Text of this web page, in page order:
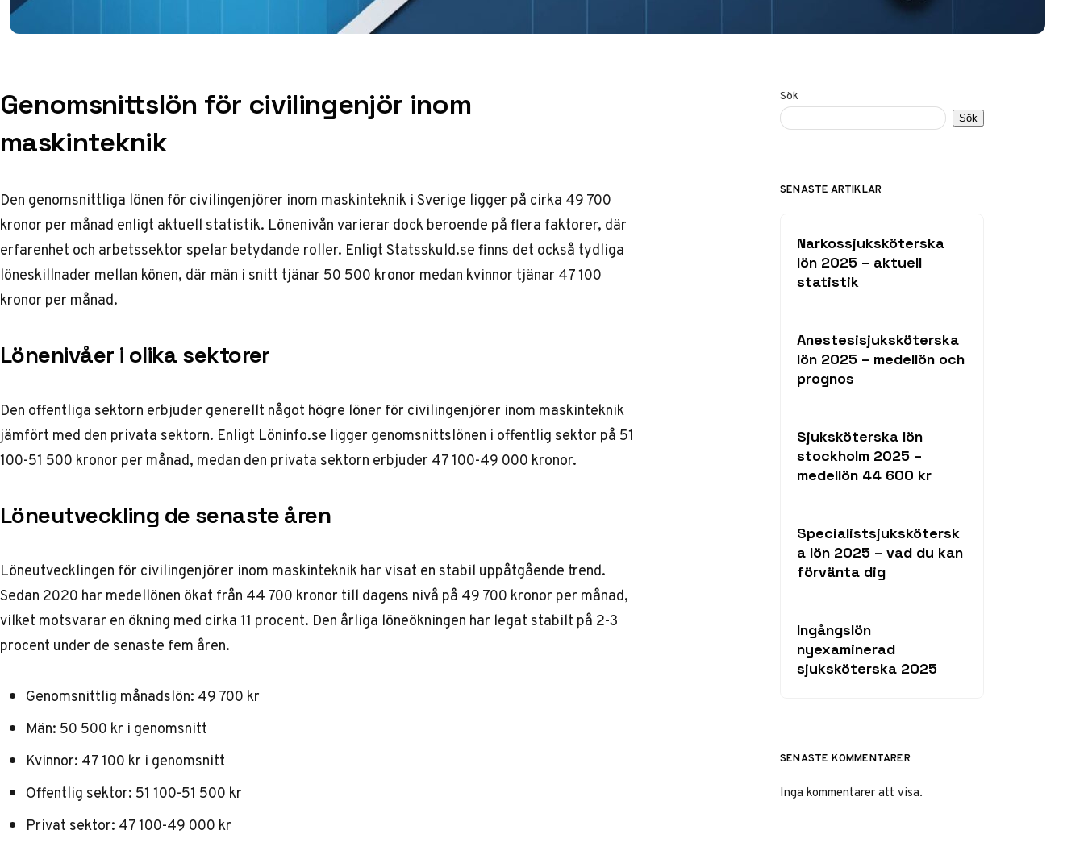
Genomsnittslön för civilingenjör inom
maskinteknik
Den genomsnittliga lönen för civilingenjörer inom maskinteknik i Sverige ligger på cirka 49 700
kronor per månad enligt aktuell statistik. Lönenivån varierar dock beroende på flera faktorer, där
erfarenhet och arbetssektor spelar betydande roller. Enligt Statsskuld.sefinns det också tydliga
löneskillnader mellan könen, där män i snitt tjänar 50 500 kronor medan kvinnor tjänar 47 100
kronor per månad.
Lönenivåer i olika sektorer
Den offentliga sektorn erbjuder generellt något högre löner för civilingenjörer inom maskinteknik
jämfört med den privata sektorn. Enligt Löninfo.se ligger genomsnittslönen i offentlig sektor på 51
100-51 500 kronor per månad, medan den privata sektorn erbjuder 47 100-49 000 kronor.
Löneutveckling de senaste åren
Löneutvecklingen för civilingenjörer inom maskinteknik har visat en stabil uppåtgående trend.
Sedan 2020 har medellönen ökat från 44 700 kronor till dagens nivå på 49 700 kronor per månad,
vilket motsvarar en ökning med cirka 11 procent. Den årliga löneökningen har legat stabilt på 2-3
procent under de senaste fem åren.
Genomsnittlig månadslön: 49 700 kr
Män: 50 500 kr i genomsnitt
Kvinnor: 47 100 kr i genomsnitt
Offentlig sektor: 51 100-51 500 kr
Privat sektor: 47 100-49 000 kr
Sök
Sök
SENASTE ARTIKLAR
Narkossjuksköterska
lön 2025 – aktuell
statistik
Anestesisjuksköterska
lön 2025 – medellön och
prognos
Sjuksköterska lön
stockholm 2025 –
medellön 44 600 kr
Specialistsjukskötersk
a lön 2025 – vad du kan
förvänta dig
Ingångslön
nyexaminerad
sjuksköterska 2025
SENASTE KOMMENTARER
Inga kommentarer att visa.